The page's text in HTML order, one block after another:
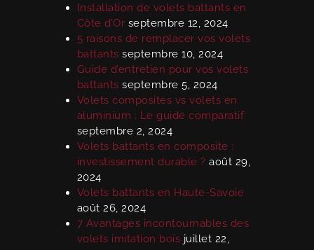
Installation de volets battants en
Côte d’Or septembre 12, 2024
5 raisons de remplacer vos volets
battants septembre 10, 2024
Guide d’entretien pour vos volets
battants septembre 5, 2024
Volets composites vs volets en
aluminium : Le guide comparatif
septembre 2, 2024
Volets battants en composite :
investissement durable ? août 29,
2024
Volets battants en Haute-Savoie
août 26, 2024
7 Avantages incontournables des
volets imitation bois juillet 22,